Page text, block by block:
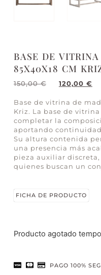
BASE DE
85X40X18 CM
150,00€ 120,00 €
Base de vitrina de
Kriz. La base de
completar la
aportando
Su altura contenida
una presencia más
pieza auxiliar
quienes buscan un
FICHA DE PRODUCTO
Producto agotado
PAGO 100%